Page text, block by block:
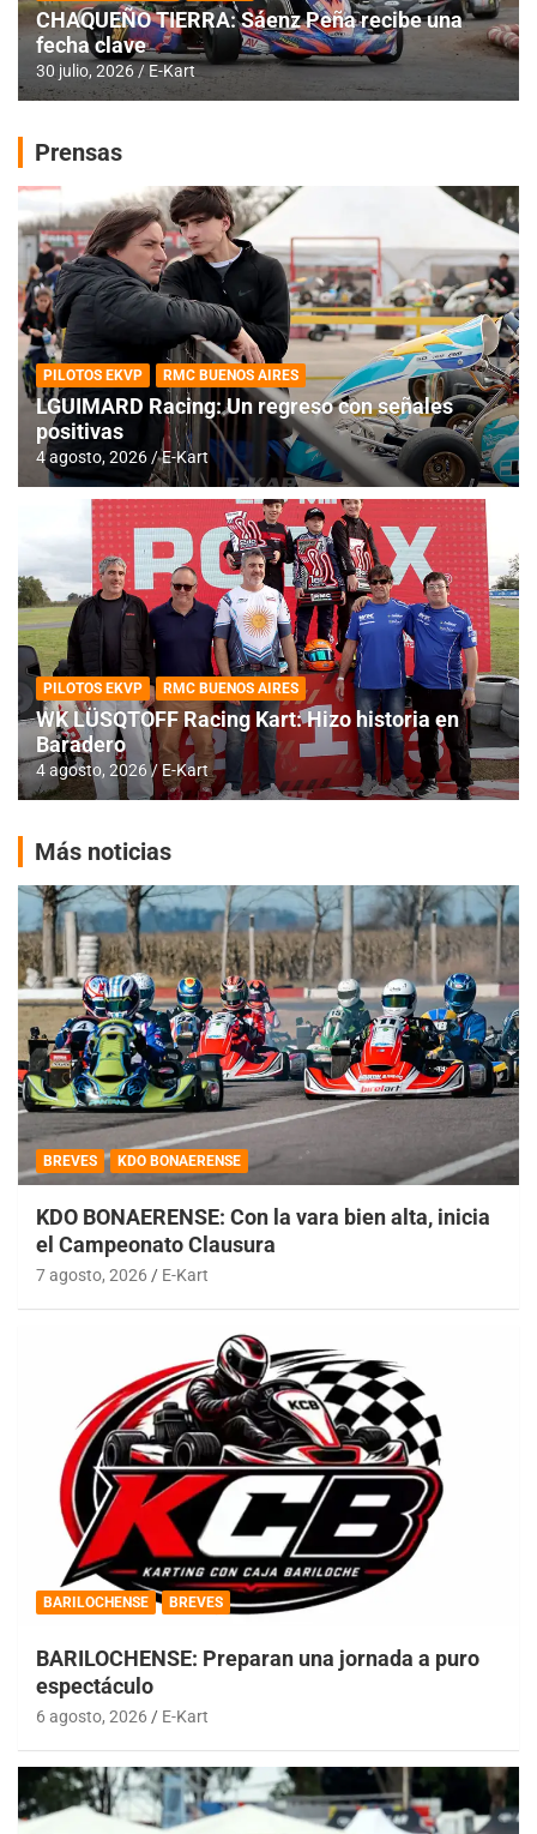
CHAQUEÑO TIERRA: Sáenz Peña recibe una
fecha clave
30 julio, 2026 E-Kart
Prensas
PILOTOS EKVP RMC BUENOS AIRES
LGUIMARD Racing: Un regreso con señales
positivas
4 agosto, 2026 E-Kart
PILOTOS EKVP RMC BUENOS AIRES
WK LÜSQTOFF Racing Kart: Hizo historia en
Baradero
4 agosto, 2026 E-Kart
Más noticias
BREVES KDO BONAERENSE
KDO BONAERENSE: Con la vara bien alta, inicia
el Campeonato Clausura
7 agosto, 2026 E-Kart
BARILOCHENSE BREVES
BARILOCHENSE: Preparan una jornada a puro
espectáculo
6 agosto, 2026 E-Kart